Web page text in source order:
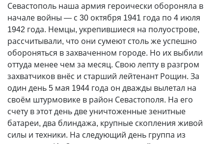
Севастополь наша армия героически обороняла в
начале войны — с 30 октября 1941 года по 4 июля
1942 года. Немцы, укрепившиеся на полуострове,
рассчитывали, что они сумеют столь же успешно
обороняться в захваченном городе. Но их выбили
оттуда менее чем за месяц. Свою лепту в разгром
захватчиков внёс и старший лейтенант Рощин. За
один день 5 мая 1944 года он дважды вылетал на
своём штурмовике в район Севастополя. На его
счету в этот день две уничтоженные зенитные
батареи, два блиндажа, крупные скоп­ления живой
силы и техники. На следующий день группа из